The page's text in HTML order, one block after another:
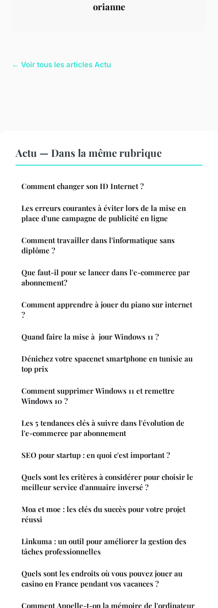
orianne
← Voir tous les articles Actu
Actu — Dans la même rubrique
Comment changer son ID Internet ?
Les erreurs courantes à éviter lors de la mise en
place d'une campagne de publicité en ligne
Comment travailler dans l'informatique sans
diplôme ?
Que faut-il pour se lancer dans l'e-commerce par
abonnement?
Comment apprendre à jouer du piano sur internet
?
Quand faire la mise à jour Windows 11 ?
Dénichez votre spacenet smartphone en tunisie au
top prix
Comment supprimer Windows 11 et remettre
Windows 10 ?
Les 5 tendances clés à suivre dans l'évolution de
l'e-commerce par abonnement
SEO pour startup : en quoi c'est important ?
Quels sont les critères à considérer pour choisir le
meilleur service d'annuaire inversé ?
Moa et moe : les clés du succès pour votre projet
réussi
Linkuma : un outil pour améliorer la gestion des
tâches professionnelles
Quels sont les endroits où vous pouvez jouer au
casino en France pendant vos vacances ?
Comment Appelle-t-on la mémoire de l'ordinateur